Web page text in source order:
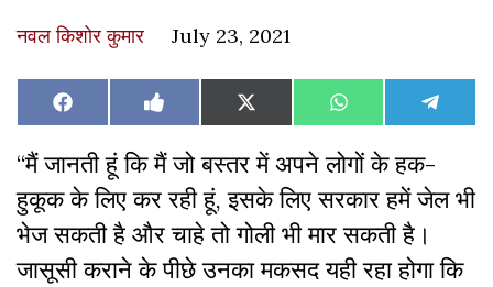
नवल किशोर कुमार July 23, 2021
Share
on
Facebook Share
on
Like
on
Facebook
Share
on
X
(Twitter)
Share
on
WhatsAppShare
on
“मैं जानती हूं कि मैं जो बस्तर में अपने लोगों के हक-
हुकूक के लिए कर रही हूं, इसके लिए सरकार हमें जेल भी
भेज सकती है और चाहे तो गोली भी मार सकती है।
जासूसी कराने के पीछे उनका मकसद यही रहा होगा कि